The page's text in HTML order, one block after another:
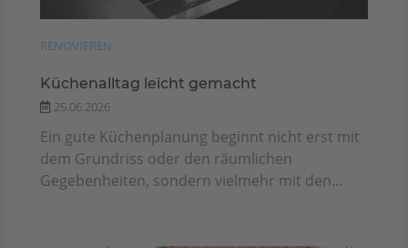
RENOVIEREN
Küchenalltag leicht gemacht
25.06.2026
Ein gute Küchenplanung beginnt nicht erst mit
dem Grundriss oder den räumlichen
Gegebenheiten, sondern vielmehr mit den...